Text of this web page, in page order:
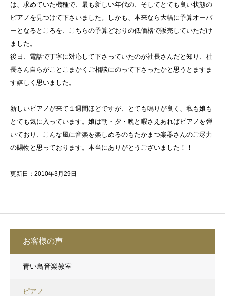
は、求めていた機種で、最も新しい年代の、そしてとても良い状態の
ピアノを見つけて下さいました。しかも、本来なら大幅に予算オーバ
ーとなるところを、こちらの予算どおりの低価格で販売していただけ
ました。
後日、電話で丁寧に対応して下さっていたのが社長さんだと知り、社
長さん自らがことこまかくご相談にのって下さったかと思うとますま
す嬉しく思いました。
新しいピアノが来て１週間ほどですが、とても鳴りが良く、私も娘も
とても気に入っています。娘は朝・夕・晩と暇さえあればピアノを弾
いており、こんな風に音楽を楽しめるのもたかまつ楽器さんのご尽力
の賜物と思っております。本当にありがとうございました！！
更新日：2010年3月29日
お客様の声
青い鳥音楽教室
ピアノ